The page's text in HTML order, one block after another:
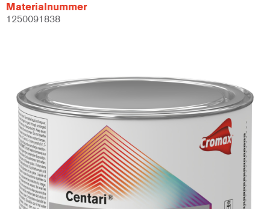
Materialnummer
1250091838